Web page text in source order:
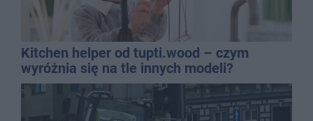
Kitchen helper od tupti.wood – czym
wyróżnia się na tle innych modeli?